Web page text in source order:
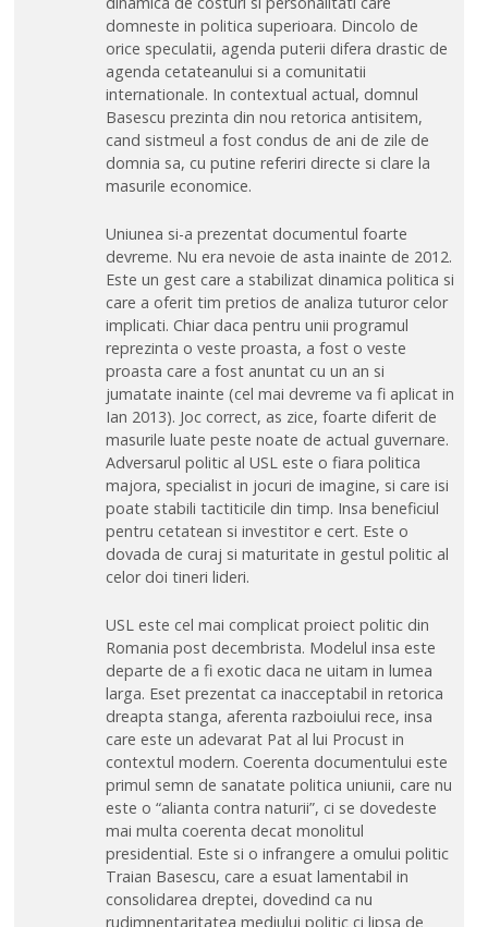
domneste in politica superioara. Dincolo de
orice speculatii, agenda puterii difera drastic de
agenda cetateanului si a comunitatii
internationale. In contextual actual, domnul
Basescu prezinta din nou retorica antisitem,
cand sistmeul a fost condus de ani de zile de
domnia sa, cu putine referiri directe si clare la
masurile economice.
Uniunea si-a prezentat documentul foarte
devreme. Nu era nevoie de asta inainte de 2012.
Este un gest care a stabilizat dinamica politica si
care a oferit tim pretios de analiza tuturor celor
implicati. Chiar daca pentru unii programul
reprezinta o veste proasta, a fost o veste
proasta care a fost anuntat cu un an si
jumatate inainte (cel mai devreme va fi aplicat in
Ian 2013). Joc correct, as zice, foarte diferit de
masurile luate peste noate de actual guvernare.
Adversarul politic al USL este o fiara politica
majora, specialist in jocuri de imagine, si care isi
poate stabili tactiticile din timp. Insa beneficiul
pentru cetatean si investitor e cert. Este o
dovada de curaj si maturitate in gestul politic al
celor doi tineri lideri.
USL este cel mai complicat proiect politic din
Romania post decembrista. Modelul insa este
departe de a fi exotic daca ne uitam in lumea
larga. Eset prezentat ca inacceptabil in retorica
dreapta stanga, aferenta razboiului rece, insa
care este un adevarat Pat al lui Procust in
contextul modern. Coerenta documentului este
primul semn de sanatate politica uniunii, care nu
este o “alianta contra naturii”, ci se dovedeste
mai multa coerenta decat monolitul
presidential. Este si o infrangere a omului politic
Traian Basescu, care a esuat lamentabil in
consolidarea dreptei, dovedind ca nu
rudimnentaritatea mediului politic ci lipsa de